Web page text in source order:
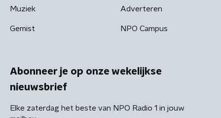
Muziek
Gemist
Adverteren
NPO Campus
Abonneer je op onze wekelijkse
nieuwsbrief
Elke zaterdag het beste van NPO Radio 1 in jouw